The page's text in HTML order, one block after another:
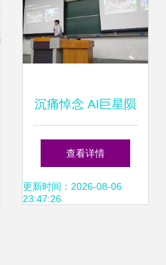
沉痛悼念 AI巨星陨
落，旷视科技首席
科学家孙剑博士英
查看详情
更新时间：2026-08-06
23:47:26